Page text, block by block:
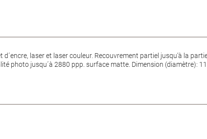
laser et laser couleur. Recouvrement partiel jusqu’à la
photo jusqu´à 2880 ppp. surface matte. Dimension (diamètre):